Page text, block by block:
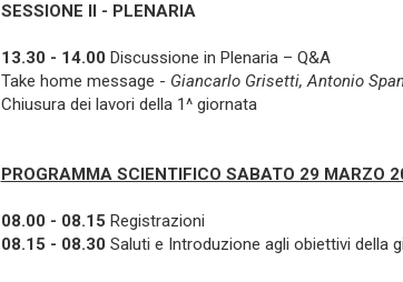
SESSIONE II - PLENARIA
13.30 - 14.00 Discussione in Plenaria – Q&A
Take home message - Giancarlo Grisetti, Antonio
Chiusura dei lavori della 1^ giornata
PROGRAMMA SCIENTIFICO SABATO 29 MARZO
08.00 - 08.15 Registrazioni
08.15 - 08.30 Saluti e Introduzione agli obiettivi della